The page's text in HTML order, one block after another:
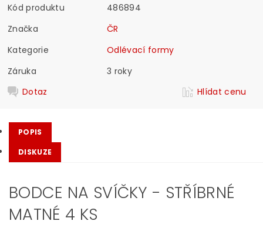
Kód produktu
486894
Značka
ČR
Kategorie
Odlévací formy
Záruka
3 roky
Dotaz
Hlídat cenu
POPIS
DISKUZE
BODCE NA SVÍČKY - STŘÍBRNÉ
MATNÉ 4 KS